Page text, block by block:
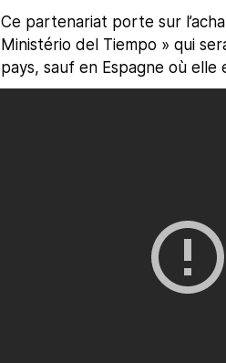
Ce partenariat porte sur
Ministério del Tiempo » qui
pays, sauf en Espagne où elle